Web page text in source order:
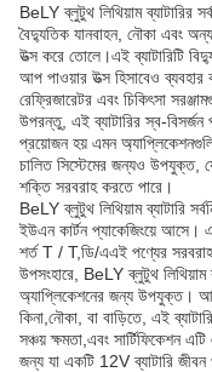
BeLY ব্লুটুথ লিথিয়াম ব্যাটারির
বৈদ্যুতিক যানবাহন, নৌকা এবং
উত্স করে তোলে।এই ব্যাটারিটি
আপ পাওয়ার উত্স হিসাবেও ব্যবহার
রেফ্রিজারেটর এবং চিকিৎসা
উপরন্তু, এই ব্যাটারির স্ব-বিসর্জন
প্রয়োজন হয় এমন
চালিত সিস্টেমের জন্যও উপযুক্ত,
শক্তি সরবরাহ করতে পারে।
BeLY ব্লুটুথ লিথিয়াম ব্যাটারি
ইউএন কার্টন প্যাকেজিংয়ে আসে।
শর্ত T / T,ডি/এএই পণ্যের
উপসংহারে, BeLY ব্লুটুথ লিথিয়াম
অ্যাপ্লিকেশনের জন্য উপযুক্ত।
কিনা,নৌকা, বা বাড়িতে, এই
সঞ্চয় ক্ষমতা,এবং সার্টিফিকেশন
জন্য যা একটি 12V ব্যাটারি